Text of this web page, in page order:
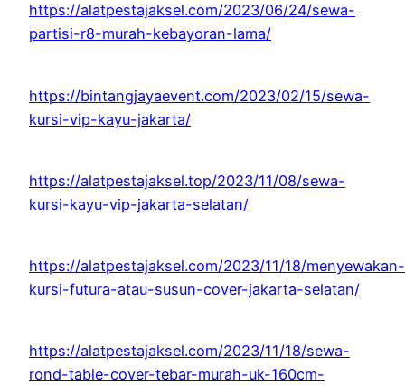
https://alatpestajaksel.com/2023/06/24/sewa-
partisi-r8-murah-kebayoran-lama/
https://bintangjayaevent.com/2023/02/15/sewa-
kursi-vip-kayu-jakarta/
https://alatpestajaksel.top/2023/11/08/sewa-
kursi-kayu-vip-jakarta-selatan/
https://alatpestajaksel.com/2023/11/18/menyewakan-
kursi-futura-atau-susun-cover-jakarta-selatan/
https://alatpestajaksel.com/2023/11/18/sewa-
rond-table-cover-tebar-murah-uk-160cm-